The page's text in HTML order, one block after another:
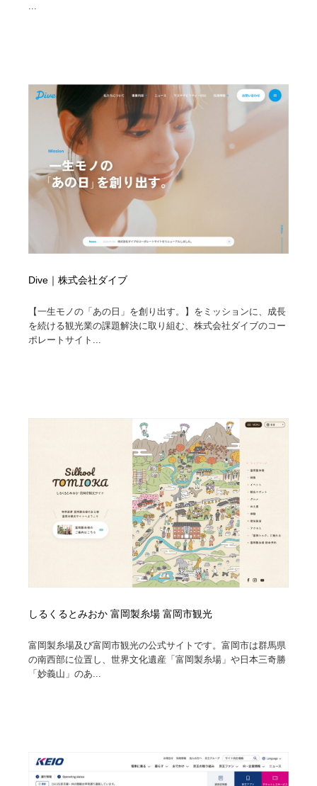
...
Dive｜株式会社ダイブ
【一生モノの「あの日」を創り出す。】をミッションに、成長
を続ける観光業の課題解決に取り組む、株式会社ダイブのコー
ポレートサイト...
しるくるとみおか 富岡製糸場 富岡市観光
富岡製糸場及び富岡市観光の公式サイトです。富岡市は群馬県
の南西部に位置し、世界文化遺産「富岡製糸場」や日本三奇勝
「妙義山」のあ...